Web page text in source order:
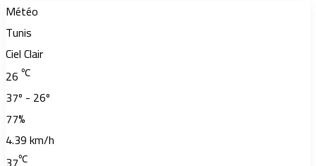
Météo
Tunis
Ciel Clair
26 ℃
37º - 26º
77%
4.39 km/h
℃